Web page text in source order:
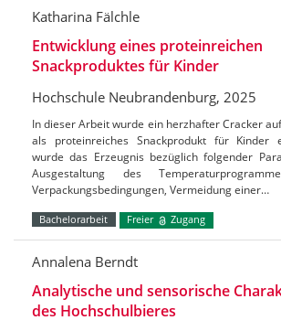
Katharina Fälchle
Entwicklung eines proteinreichen
Snackproduktes für Kinder
Hochschule Neubrandenburg, 2025
In dieser Arbeit wurde ein herzhafter Cracker
als proteinreiches Snackprodukt für Kinder
wurde das Erzeugnis bezüglich folgender
Ausgestaltung des
Verpackungsbedingungen, Vermeidung einer…
Bachelorarbeit Freier Zugang
Annalena Berndt
Analytische und sensorische
des Hochschulbieres